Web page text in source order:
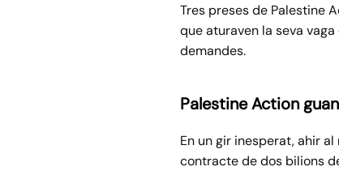
Tres preses de Palestine
que aturaven la seva
demandes.
Palestine Action
En un gir inesperat, ahir
contracte de dos bilions